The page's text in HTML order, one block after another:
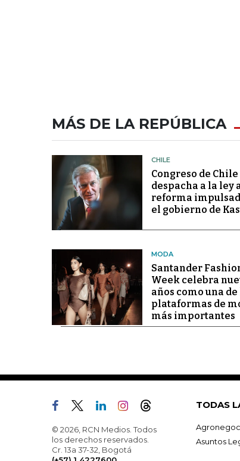
MÁS DE LA REPÚBLICA
CHILE
Congreso de Chile
despacha a la ley
reforma
el gobierno de
MODA
Santander
Week celebra
años como una de
plataformas de
más importantes
© 2026, RCN Medios. Todos
los derechos reservados.
Cr. 13a 37-32, Bogotá
TODAS
Asuntos